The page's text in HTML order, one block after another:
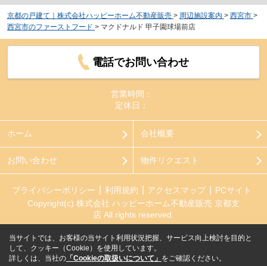
京都の戸建て｜株式会社ハッピーホーム不動産販売 > 周辺施設案内 > 西宮市 >
西宮市のファーストフード > マクドナルド 甲子園球場前店
電話でお問い合わせ
営業時間：
定休日：
ホーム 会社概要
お問い合わせ 物件リクエスト
プライバシーポリシー 利用規約 アクセスマップ
PCサイト
Copyright(c) 株式会社 ハッピーホーム不動産販売 京都支
店 All rights reserved.
当サイトでは、お客様の当サイト利用状況把握、サービス向上検討を目的と
して、クッキー（Cookie）を使用しています。
詳しくは、当社の 「Cookieの取扱いについて」 をご確認ください。